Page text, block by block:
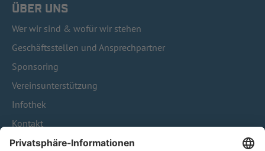
ÜBER UNS
Wer wir sind & wofür wir stehen
Geschäftsstellen und Ansprechpartner
Sponsoring
Vereinsunterstützung
Infothek
Kontakt